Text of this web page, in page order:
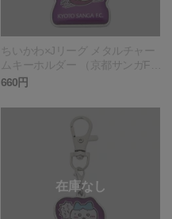
ちいかわ×Jリーグ メタルチャー
ムキーホルダー （京都サンガF.
C.）
660円